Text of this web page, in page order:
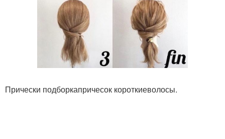
Прически подборкапричесок короткиеволосы.